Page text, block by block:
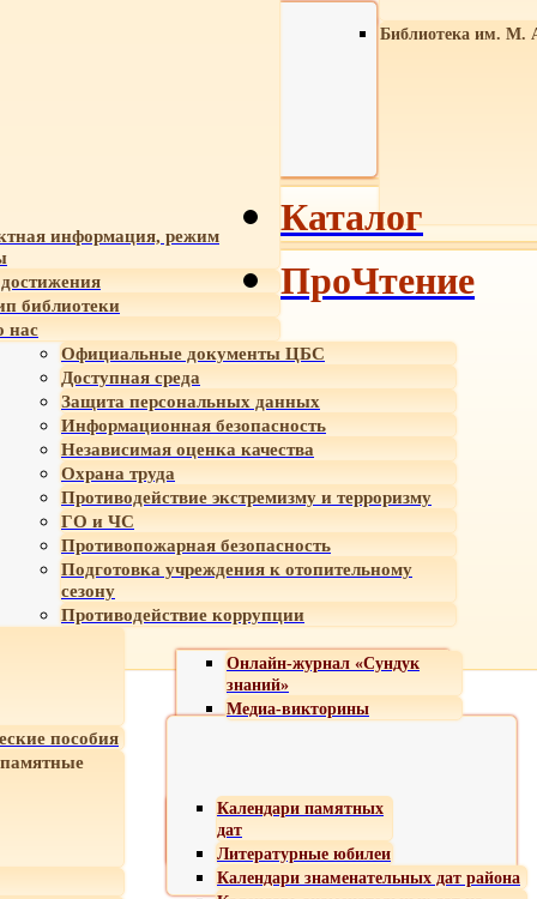
Библиотека им. М.
информация, режим
библиотеки
нас
Официальные документы ЦБС
Доступная среда
Защита персональных данных
Информационная безопасность
Независимая оценка качества
Охрана труда
Противодействие экстремизму и терроризму
ГО и ЧС
Противопожарная безопасность
Подготовка учреждения к отопительному
сезону
Противодействие коррупции
Онлайн-журнал «Сундук
знаний»
Медиа-викторины
пособия
Календари памятных
дат
Литературные юбилеи
Календари знаменательных дат района
Каталог
ПроЧтение